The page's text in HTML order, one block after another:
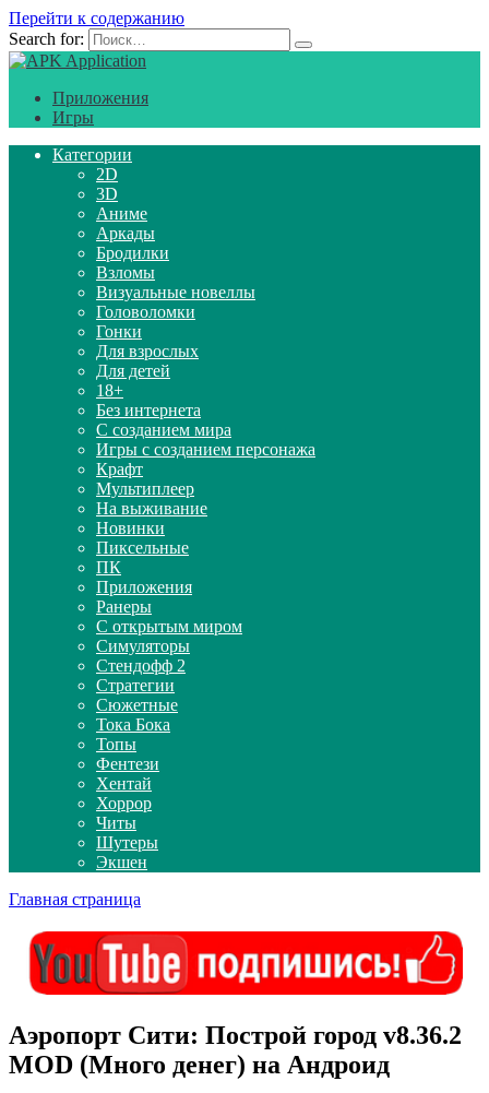
Перейти к содержанию
Search for:
Приложения
Игры
Категории
2D
3D
Аниме
Аркады
Бродилки
Взломы
Визуальные новеллы
Головоломки
Гонки
Для взрослых
Для детей
18+
Без интернета
С созданием мира
Игры с созданием персонажа
Крафт
Мультиплеер
На выживание
Новинки
Пиксельные
ПК
Приложения
Ранеры
С открытым миром
Симуляторы
Стендофф 2
Стратегии
Сюжетные
Тока Бока
Топы
Фентези
Хентай
Хоррор
Читы
Шутеры
Экшен
Главная страница
Аэропорт Сити: Построй город v8.36.2
MOD (Много денег) на Андроид